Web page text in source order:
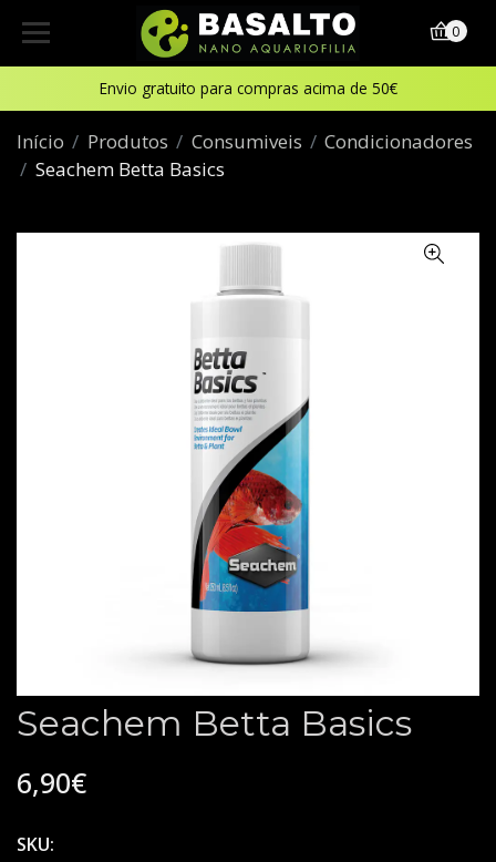
Envio gratuito para compras acima de 50€
0
Início Produtos Consumiveis
Condicionadores
Seachem Betta Basics
Seachem Betta Basics
6,90€
SKU: